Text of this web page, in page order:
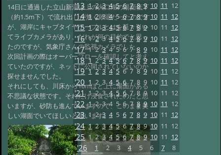
14日に通過した立山新湯は上の火口湖の湯面低下
（約1.5m下）で流れ出しが無く敗退だったのです
が、湖岸にキャブタイヤケーブルとはを延々引い
てライブカメラがあり、だれが何の目的でと思っ
たのですが、気象庁さんの監視カメラでした。
次回計画の際はオーバーフローを確認してと考え
ていたのですが、ネットに公開されていないのか
探せませんでした。
それにしても、川床から10mほど上に湯面がある
不思議な状態です。それだけ浸食されたのだと思
いますが、砂防も進んでいますので、このまま美
しい湖面でいてほしいと思います。
'13 1 2 3 4 5 6 7 8 9 10 11 12
'14 1 2 3 4 5 6 7 8 9 10 11 12
'15 1 2 3 4 5 6 7 8 9 10 11 12
'16 1 2 3 4 5 6 7 8 9 10 11 12
'17 1 2 3 4 5 6 7 8 9 10 11 12
'18 1 2 3 4 5 6 7 8 9 10 11 12
'19 1 2 3 4 5 6 7 8 9 10 11 12
'20 1 2 3 4 5 6 7 8 9 10 11 12
'21 1 2 3 4 5 6 7 8 9 10 11 12
'22 1 2 3 4 5 6 7 8 9 10 11 12
'23 1 2 3 4 5 6 7 8 9 10 11 12
'24 1 2 3 4 5 6 7 8 9 10 11 12
'25 1 2 3 4 5 6 7 8 9 10 11 12
'26 1 2 3 4 5 6 7 8